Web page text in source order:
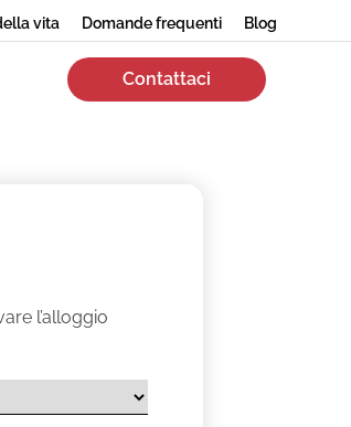
vita Domande frequenti Blog
Contattaci
l’alloggio